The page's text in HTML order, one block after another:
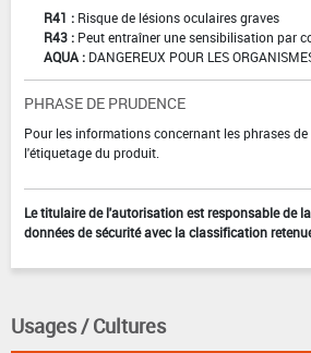
R41 : Risque de lésions oculaires graves
R43 : Peut entraîner une sensibilisation par
AQUA : DANGEREUX POUR LES
PHRASE DE PRUDENCE
Pour les informations concernant les phrases de
l'étiquetage du produit.
Le titulaire de l'autorisation est responsable de
données de sécurité avec la classification
Usages / Cultures